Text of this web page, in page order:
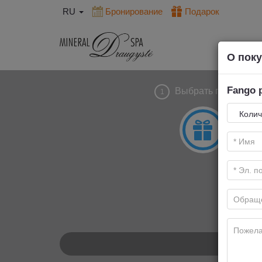
RU Бронирование Подарок
1 Выбрать подарок
О
Fango